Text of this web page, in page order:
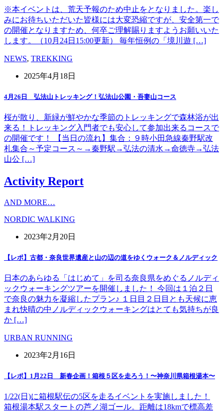
※本イベントは、荒天予報のため中止をとなりました。楽し
みにお待ちいただいた皆様には大変恐縮ですが、安全第一で
の開催となりますため、何卒ご理解賜りますようお願いいた
します。（10月24日15:00更新） 毎年恒例の「境川遊 […]
NEWS, TREKKING
2025年4月18日
4月26日 弘法山トレッキング！弘法山公園・吾妻山コース
桜が散り、新緑が鮮やかな季節のトレッキングで森林浴が出
来る！トレッキング入門者でも安心して参加出来るコースで
の開催です！ 【当日の流れ】集合：９時小田急線秦野駅改
札集合～予定コース～→秦野駅→弘法の清水→命徳寺→弘法
山公 […]
Activity Report
AND MORE…
NORDIC WALKING
2023年2月20日
【レポ】古都・奈良世界遺産と山の辺の道をゆくウォーク＆ノルディック
日本のあらゆる「はじめて」を司る奈良県をめぐるノルディ
ックウォーキングツアーを開催しました！ 今回は１泊２日
で奈良の魅力を凝縮したプラン♪ １日目２日目とも天候に恵
まれ快晴の中ノルディックウォーキングはとても気持ちが良
か […]
URBAN RUNNING
2023年2月16日
【レポ】1月22日 新春企画！箱根５区を走ろう！〜神奈川県箱根湯本〜
1/22(日)に箱根駅伝の5区を走るイベントを実施しました！
箱根湯本駅スタートの芦ノ湖ゴール。距離は18kmで標高差